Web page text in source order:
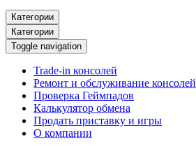
Категории
Категории
Toggle navigation
Trade-in консолей
Ремонт и обслуживание консолей
Проверка Геймпадов
Калькулятор обмена
Продать приставку и игры
О компании